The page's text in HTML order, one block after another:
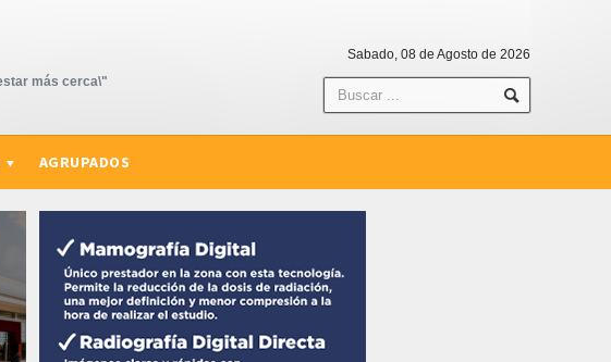
más cerca\"
Sabado, 08 de Agosto de 2026
AGRUPADOS